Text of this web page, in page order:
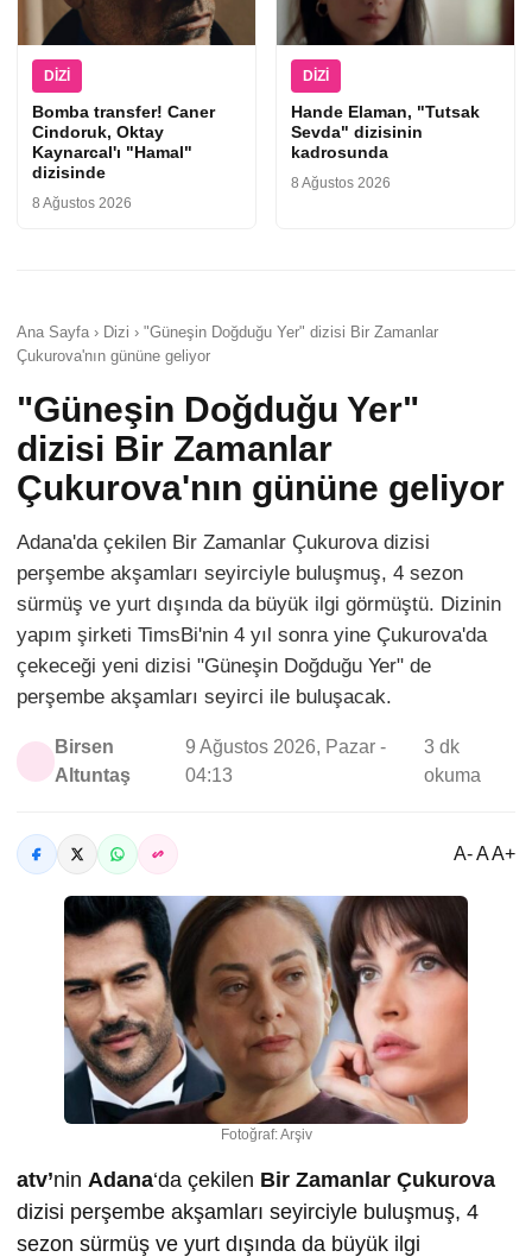
DIZI
Bomba transfer! Caner
Cindoruk, Oktay
Kaynarcal'ı "Hamal"
dizisinde
8 Ağustos 2026
DIZI
Hande Elaman, "Tutsak
Sevda" dizisinin
kadrosunda
8 Ağustos 2026
Ana Sayfa › Dizi › "Güneşin Doğduğu Yer" dizisi Bir Zamanlar
Çukurova'nın gününe geliyor
"Güneşin Doğduğu Yer"
dizisi Bir Zamanlar
Çukurova'nın gününe geliyor
Adana'da çekilen Bir Zamanlar Çukurova dizisi
perşembe akşamları seyirciyle buluşmuş, 4 sezon
sürmüş ve yurt dışında da büyük ilgi görmüştü. Dizinin
yapım şirketi TimsBi'nin 4 yıl sonra yine Çukurova'da
çekeceği yeni dizisi "Güneşin Doğduğu Yer" de
perşembe akşamları seyirci ile buluşacak.
Birsen
Altuntaş
9 Ağustos 2026, Pazar -
04:13
3 dk
okuma
A- A A+
Fotoğraf: Arşiv
atv’nin Adana‘da çekilen Bir Zamanlar Çukurova
dizisi perşembe akşamları seyirciyle buluşmuş, 4
sezon sürmüş ve yurt dışında da büyük ilgi